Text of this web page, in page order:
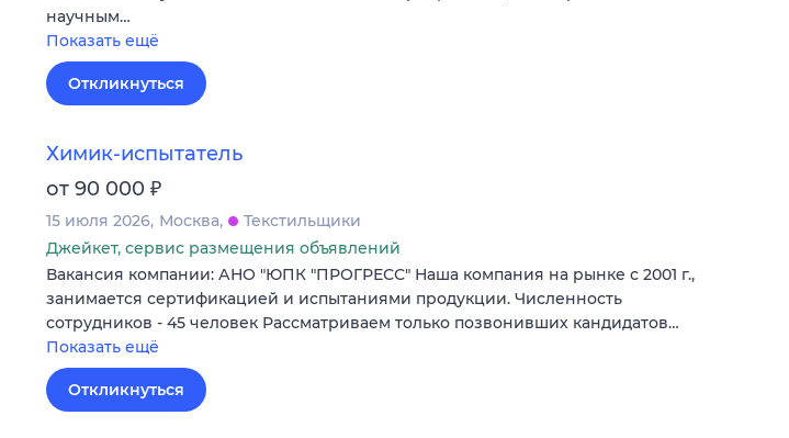
научным…
Показать ещё
Откликнуться
Химик-испытатель
от 90 000 ₽
15 июля 2026 Москва
Текстильщики
Джейкет, сервис размещения объявлений
Вакансия компании: АНО "ЮПК "ПРОГРЕСС" Наша компания на рынке с 2001 г.,
занимается сертификацией и испытаниями продукции. Численность
сотрудников - 45 человек Рассматриваем только позвонивших кандидатов…
Показать ещё
Откликнуться